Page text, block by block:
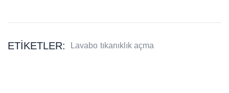
ETIKETLER: Lavabo tıkanıklık açma